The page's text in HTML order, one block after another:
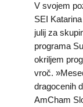
KONTAKT
GALERIJA
V svojem
SEI
julij za
programa
okriljem
vroč.
dragocenih
AmCham